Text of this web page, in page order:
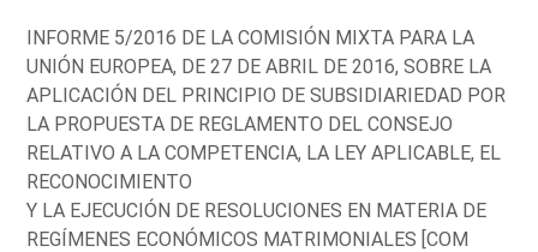
INFORME 5/2016 DE LA COMISIÓN MIXTA PARA LA
UNIÓN EUROPEA, DE 27 DE ABRIL DE 2016, SOBRE LA
APLICACIÓN DEL PRINCIPIO DE SUBSIDIARIEDAD POR
LA PROPUESTA DE REGLAMENTO DEL CONSEJO
RELATIVO A LA COMPETENCIA, LA LEY APLICABLE, EL
RECONOCIMIENTO
Y LA EJECUCIÓN DE RESOLUCIONES EN MATERIA DE
REGÍMENES ECONÓMICOS MATRIMONIALES [COM